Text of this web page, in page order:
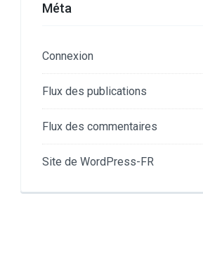
Méta
Connexion
Flux des publications
Flux des commentaires
Site de WordPress-FR